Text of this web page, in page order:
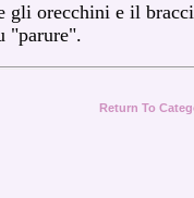
gli orecchini e il
"parure".
Return To